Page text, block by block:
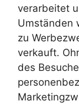
verarbeitet
Umständen
zu
verkauft.
des